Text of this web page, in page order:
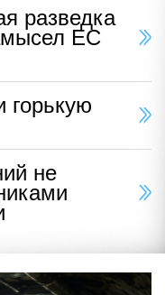
разведка
ЕС
горькую
не